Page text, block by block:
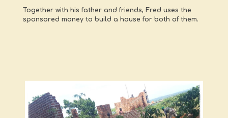
Together with his father and friends, Fred uses the
sponsored money to build a house for both of them.